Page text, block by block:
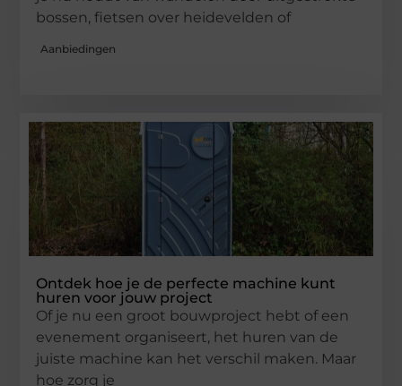
bossen, fietsen over heidevelden of
Aanbiedingen
Ontdek hoe je de perfecte machine kunt
huren voor jouw project
Of je nu een groot bouwproject hebt of een
evenement organiseert, het huren van de
juiste machine kan het verschil maken. Maar
hoe zorg je